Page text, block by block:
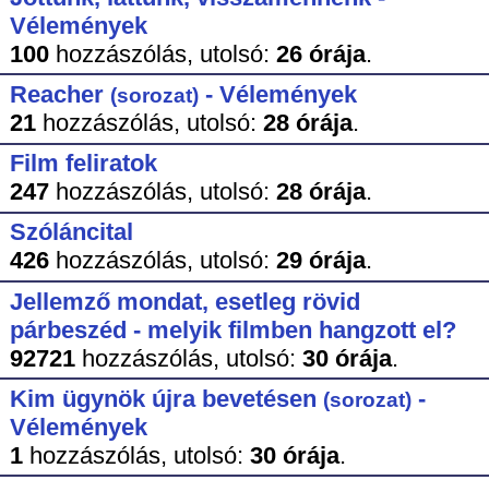
Vélemények
100hozzászólás, utolsó: 26 órája.
Reacher (sorozat)- Vélemények
21hozzászólás, utolsó: 28 órája.
Film feliratok
247hozzászólás, utolsó: 28 órája.
Szóláncital
426hozzászólás, utolsó: 29 órája.
Jellemző mondat, esetleg rövid
párbeszéd - melyik filmben hangzott el?
92721hozzászólás, utolsó: 30 órája.
Kim ügynök újra bevetésen (sorozat)-
Vélemények
1hozzászólás, utolsó: 30 órája.